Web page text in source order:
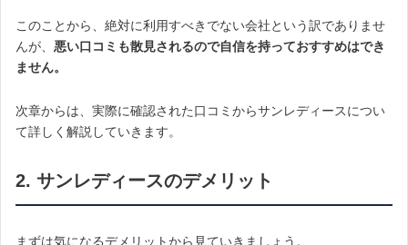
このことから、絶対に利用すべきでない会社という訳でありませ
んが、 悪い口コミも散見されるので自信を持っておすすめはでき
ません。
次章からは、実際に確認された口コミからサンレディースについ
て詳しく解説していきます。
2. サンレディースのデメリット
まずは気になるデメリットから見ていきましょう。